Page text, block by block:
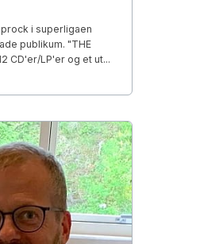
i superligaen
publikum. "THE
CD'er/LP'er og et ut...